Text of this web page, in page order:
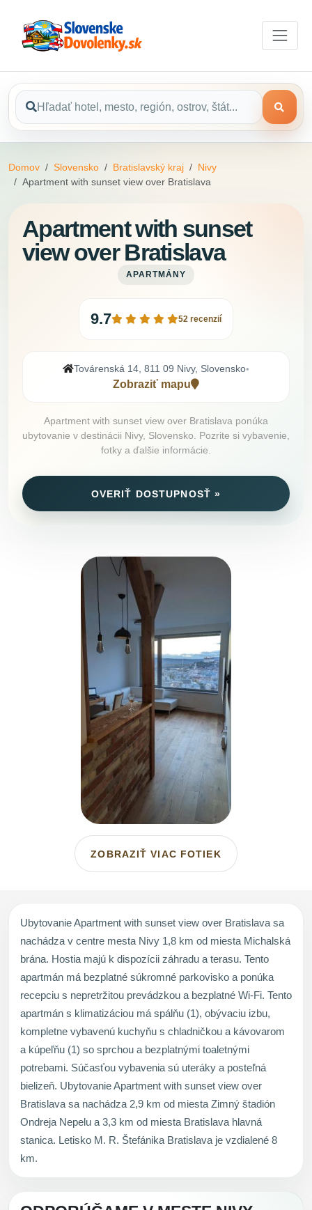
Domov Slovensko Bratislavský kraj
Nivy
Apartment with sunset view over Bratislava
Apartment with sunset
view over Bratislava
APARTMÁNY
9.7 52 recenzií
Továrenská 14, 811 09 Nivy, Slovensko•
Zobraziť mapu
Apartment with sunset view over Bratislava ponúka
ubytovanie v destinácii Nivy, Slovensko. Pozrite si vybavenie,
fotky a ďalšie informácie.
OVERIŤ DOSTUPNOSŤ »
ZOBRAZIŤ VIAC FOTIEK
Ubytovanie Apartment with sunset view over Bratislava sa
nachádza v centre mesta Nivy 1,8 km od miesta Michalská
brána. Hostia majú k dispozícii záhradu a terasu. Tento
apartmán má bezplatné súkromné parkovisko a ponúka
recepciu s nepretržitou prevádzkou a bezplatné Wi-Fi. Tento
apartmán s klimatizáciou má spálňu (1), obývaciu izbu,
kompletne vybavenú kuchyňu s chladničkou a kávovarom
a kúpeľňu (1) so sprchou a bezplatnými toaletnými
potrebami. Súčasťou vybavenia sú uteráky a posteľná
bielizeň. Ubytovanie Apartment with sunset view over
Bratislava sa nachádza 2,9 km od miesta Zimný štadión
Ondreja Nepelu a 3,3 km od miesta Bratislava hlavná
stanica. Letisko M. R. Štefánika Bratislava je vzdialené 8
km.